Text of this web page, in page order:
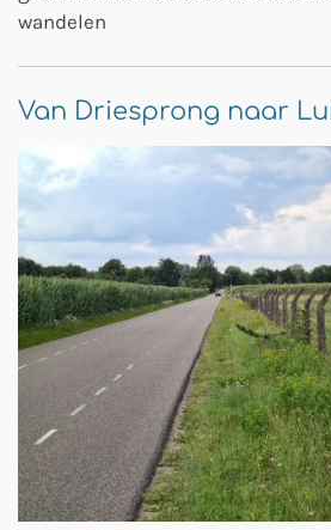
wandelen
Van Driesprong naar